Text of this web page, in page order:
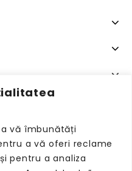
vă îmbunătăți
a vă oferi reclame
pentru a analiza
Toate drepturile